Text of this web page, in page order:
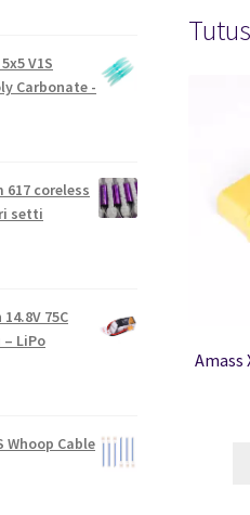
Amass
V1S
Carbonate -
617 coreless
setti
75C
– LiPo
Whoop Cable